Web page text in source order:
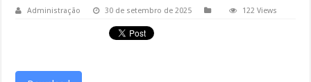
Administração 30 de setembro de 2025 122 Views